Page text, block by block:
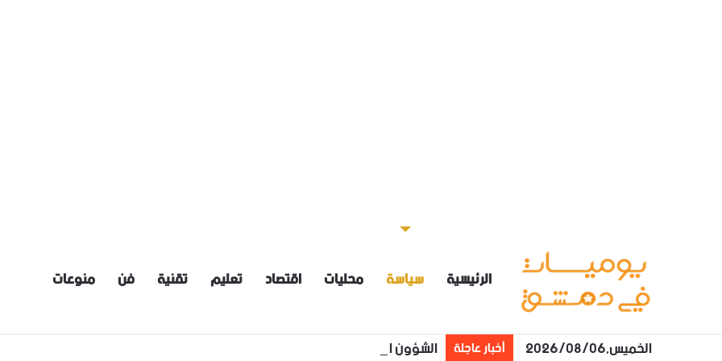
الرئيسية سياسة محليات اقتصاد تعليم تقنية فن منوعات
الخميس,2026/08/06 أخبار عاجلة الشؤون الاجتماعية: إعداد مسودة مشروع قانون لمكافحة العنف الأسري ‏